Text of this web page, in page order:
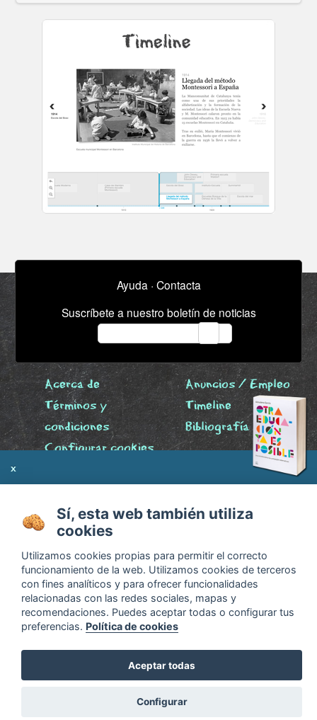
Ayuda · Contacta
Suscríbete a nuestro boletín de noticias
Acerca de
Términos y
condiciones
Configurar cookies
Anuncios / Empleo
Timeline
Bibliografía
¿Educación libre?Descubre las diferencias en
Otra educación ya es posible
x
Sí, esta web también utiliza
cookies
Utilizamos cookies propias para permitir el correcto
funcionamiento de la web. Utilizamos cookies de terceros
con fines analíticos y para ofrecer funcionalidades
relacionadas con las redes sociales, mapas y
recomendaciones. Puedes aceptar todas o configurar tus
preferencias. Política de cookies
Aceptar todas
Configurar